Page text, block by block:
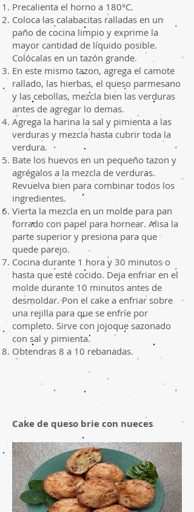
Precalienta el horno a 180°C.
Coloca las calabacitas ralladas en un
paño de cocina limpio y exprime la
mayor cantidad de líquido posible.
Colócalas en un tazón grande.
En este mismo tazon, agrega el camote
rallado, las hierbas, el queso parmesano
y las cebollas, mezcla bien las verduras
antes de agregar lo demas.
Agrega la harina la sal y pimienta a las
verduras y mezcla hasta cubrir toda la
verdura.
Bate los huevos en un pequeño tazon y
agrégalos a la mezcla de verduras.
Revuelva bien para combinar todos los
ingredientes.
Vierta la mezcla en un molde para pan
forrado con papel para hornear. Alisa la
parte superior y presiona para que
quede parejo.
Cocina durante 1 hora y 30 minutos o
hasta que esté cocido. Deja enfriar en el
molde durante 10 minutos antes de
desmoldar. Pon el cake a enfriar sobre
una rejilla para que se enfríe por
completo. Sirve con jojoque sazonado
con sal y pimienta.
Obtendras 8 a 10 rebanadas.
Cake de queso brie con nueces